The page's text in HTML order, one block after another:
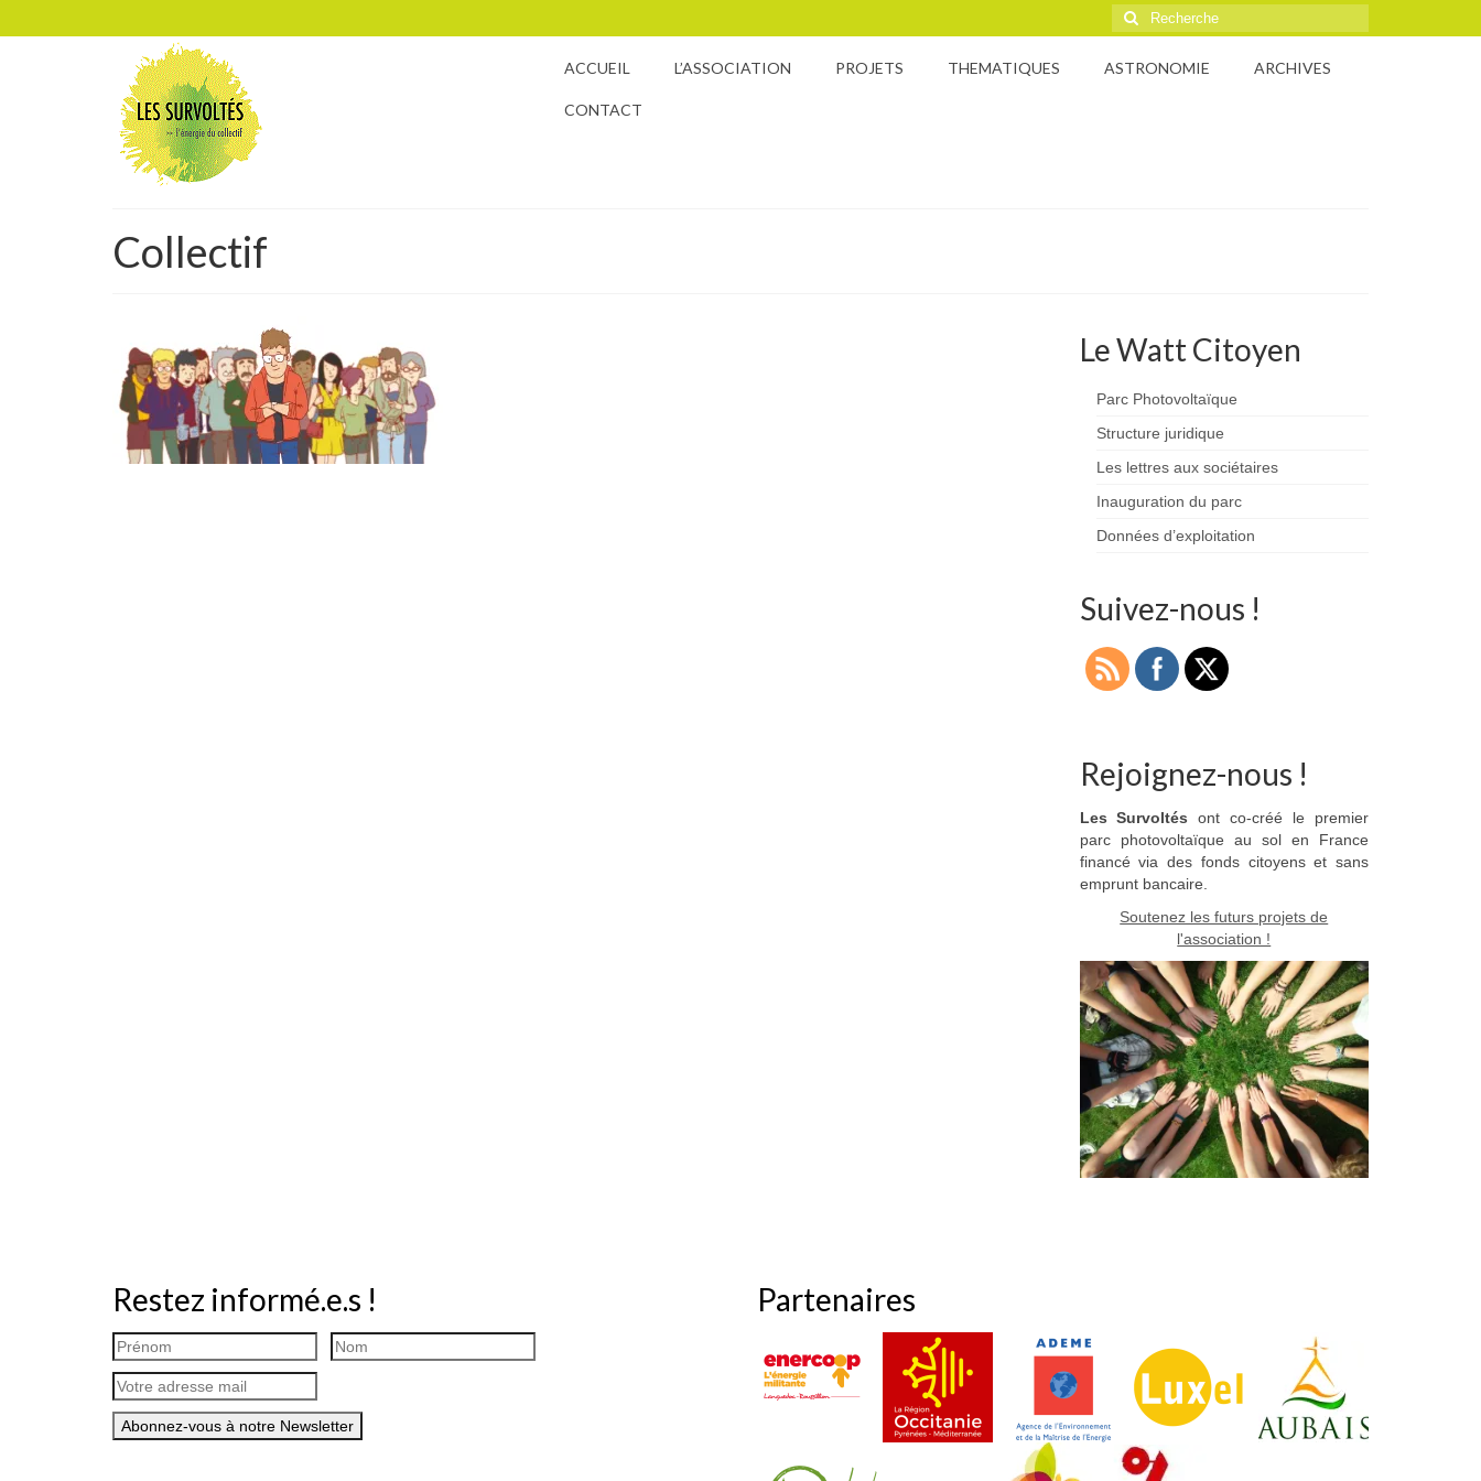
Rechercher
:
ACCUEIL L’ASSOCIATION PROJETS THEMATIQUES ASTRONOMIE ARCHIVES
CONTACT
Collectif
Le Watt Citoyen
Parc Photovoltaïque
Structure juridique
Les lettres aux sociétaires
Inauguration du parc
Données d’exploitation
Suivez-nous !
Rejoignez-nous !
Les Survoltés ont co-créé le premier
parc photovoltaïque au sol en France
financé via des fonds citoyens et sans
emprunt bancaire.
Soutenez les futurs projets de
l'association !
Restez informé.e.s ! Partenaires